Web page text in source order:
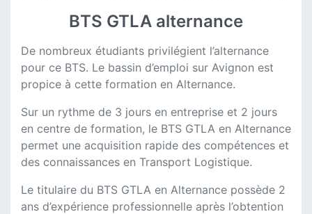
BTS GTLA alternance
De nombreux étudiants privilégient l’alternance
pour ce BTS. Le bassin d’emploi sur Avignon est
propice à cette formation en Alternance.
Sur un rythme de 3 jours en entreprise et 2 jours
en centre de formation, le BTS GTLA en Alternance
permet une acquisition rapide des compétences et
des connaissances en Transport Logistique.
Le titulaire du BTS GTLA en Alternance possède 2
ans d’expérience professionnelle après l’obtention